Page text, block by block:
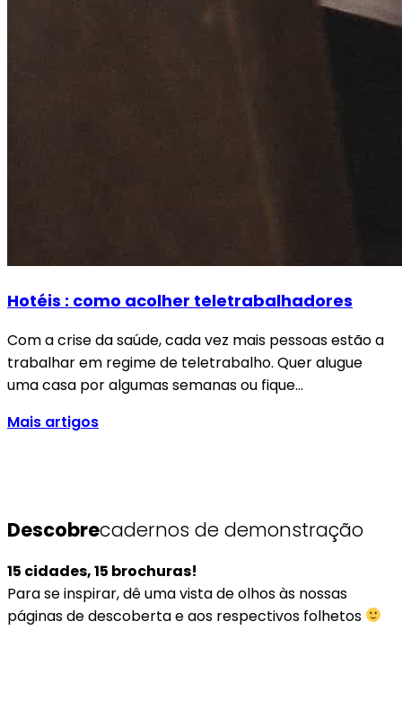
Hotéis : como acolher teletrabalhadores
Com a crise da saúde, cada vez mais pessoas estão a
trabalhar em regime de teletrabalho. Quer alugue
uma casa por algumas semanas ou fique…
Mais artigos
Descobrecadernos de demonstração
15 cidades, 15 brochuras!
Para se inspirar, dê uma vista de olhos às nossas
páginas de descoberta e aos respectivos folhetos